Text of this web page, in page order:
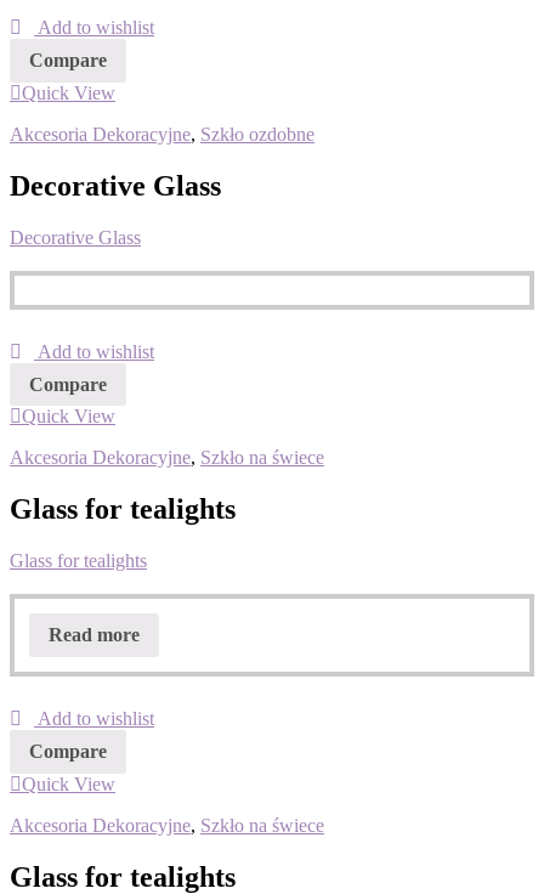
Add to wishlist
Compare
Quick View
Akcesoria Dekoracyjne, Szkło ozdobne
Decorative Glass
Decorative Glass
Add to wishlist
Compare
Quick View
Akcesoria Dekoracyjne, Szkło na świece
Glass for tealights
Glass for tealights
Read more
Add to wishlist
Compare
Quick View
Akcesoria Dekoracyjne, Szkło na świece
Glass for tealights